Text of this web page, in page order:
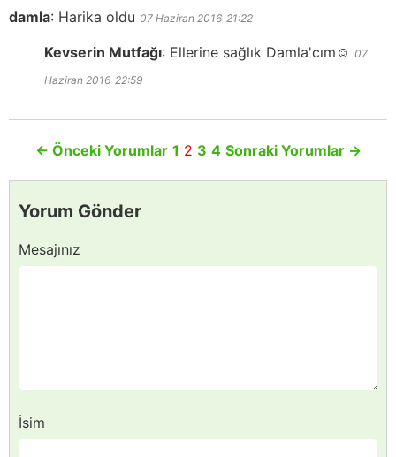
damla: Harika oldu 07 Haziran 2016 21:22
Kevserin Mutfağı: Ellerine sağlık Damla'cım☺️ 07
Haziran 2016 22:59
← Önceki Yorumlar 1 2 3 4 Sonraki Yorumlar →
Yorum Gönder
Mesajınız
İsim